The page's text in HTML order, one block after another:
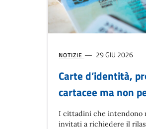
NOTIZIE 29 GIU 2026
Carte d’identità,
cartacee ma non
I cittadini che intendono
invitati a richiedere il